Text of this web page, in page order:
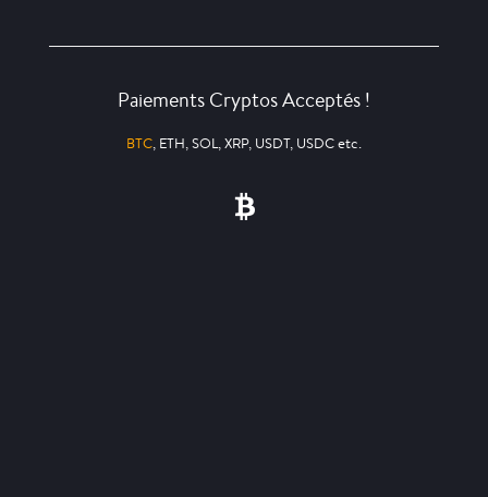
Paiements Cryptos Acceptés !
BTC, ETH, SOL, XRP, USDT, USDC etc.